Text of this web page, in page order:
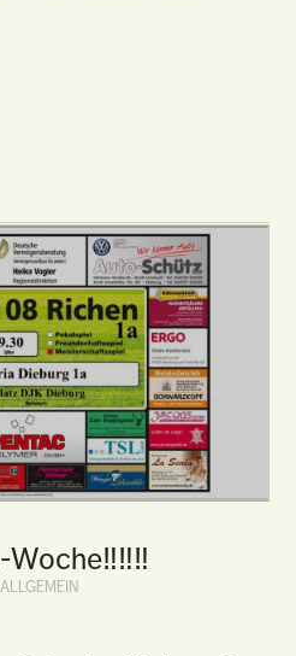
Woche‼️‼️‼️
ALLGEMEIN